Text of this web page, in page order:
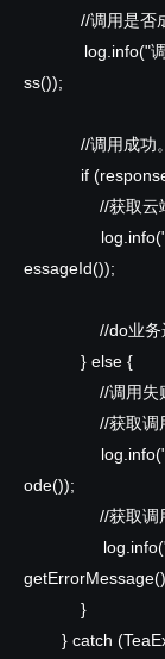
//调用是否成
log.info("调用
ss());
//调用成功。
if
//获取云端
log.info("获取
essageId());
//do业务逻
} else {
//调用失败
//获取调用失
log.info("调用
ode());
//获取调用失
log.info("调用
}
} catch